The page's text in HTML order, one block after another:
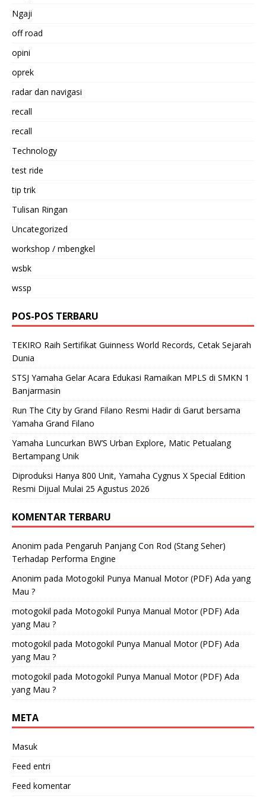
Ngaji
off road
opini
oprek
radar dan navigasi
recall
recall
Technology
test ride
tip trik
Tulisan Ringan
Uncategorized
workshop / mbengkel
wsbk
wssp
POS-POS TERBARU
TEKIRO Raih Sertifikat Guinness World Records, Cetak Sejarah
Dunia
STSJ Yamaha Gelar Acara Edukasi Ramaikan MPLS di SMKN 1
Banjarmasin
Run The City by Grand Filano Resmi Hadir di Garut bersama
Yamaha Grand Filano
Yamaha Luncurkan BW’S Urban Explore, Matic Petualang
Bertampang Unik
Diproduksi Hanya 800 Unit, Yamaha Cygnus X Special Edition
Resmi Dijual Mulai 25 Agustus 2026
KOMENTAR TERBARU
Anonim pada Pengaruh Panjang Con Rod (Stang Seher)
Terhadap Performa Engine
Anonim pada Motogokil Punya Manual Motor (PDF) Ada yang
Mau ?
motogokil pada Motogokil Punya Manual Motor (PDF) Ada
yang Mau ?
motogokil pada Motogokil Punya Manual Motor (PDF) Ada
yang Mau ?
motogokil pada Motogokil Punya Manual Motor (PDF) Ada
yang Mau ?
META
Masuk
Feed entri
Feed komentar